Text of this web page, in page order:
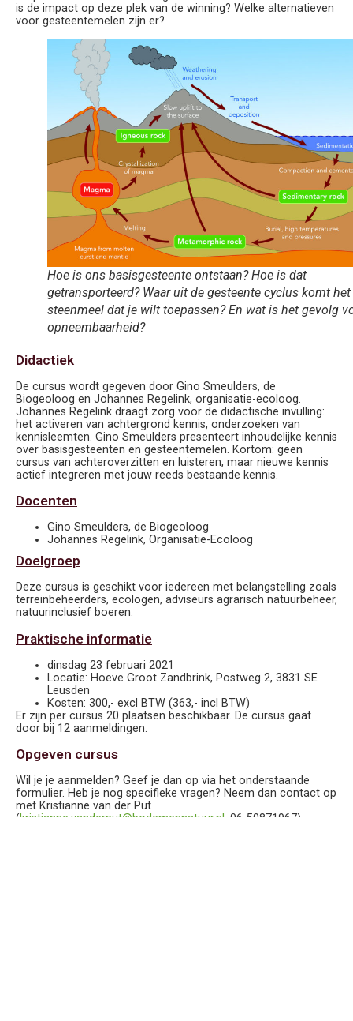
is de impact op deze plek van de winning? Welke alternatieven
voor gesteentemelen zijn er?
Hoe is ons basisgesteente ontstaan? Hoe is dat
getransporteerd? Waar uit de gesteente cyclus komt het
steenmeel dat je wilt toepassen? En wat is het gevolg
opneembaarheid?
Didactiek
De cursus wordt gegeven door Gino Smeulders, de
Biogeoloog en Johannes Regelink, organisatie-ecoloog.
Johannes Regelink draagt zorg voor de didactische invulling:
het activeren van achtergrond kennis, onderzoeken van
kennisleemten. Gino Smeulders presenteert inhoudelijke kennis
over basisgesteenten en gesteentemelen. Kortom: geen
cursus van achteroverzitten en luisteren, maar nieuwe kennis
actief integreren met jouw reeds bestaande kennis.
Docenten
Gino Smeulders, de Biogeoloog
Johannes Regelink, Organisatie-Ecoloog
Doelgroep
Deze cursus is geschikt voor iedereen met belangstelling zoals
terreinbeheerders, ecologen, adviseurs agrarisch natuurbeheer,
natuurinclusief boeren.
Praktische informatie
dinsdag 23 februari 2021
Locatie: Hoeve Groot Zandbrink, Postweg 2, 3831 SE
Leusden
Kosten: 300,- excl BTW (363,- incl BTW)
Er zijn per cursus 20 plaatsen beschikbaar. De cursus gaat
door bij 12 aanmeldingen.
Opgeven cursus
Wil je je aanmelden? Geef je dan op via het onderstaande
formulier. Heb je nog specifieke vragen? Neem dan contact op
met Kristianne van der Put
(kristianne.vanderput@bodemennatuur.nl , 06-50871967).